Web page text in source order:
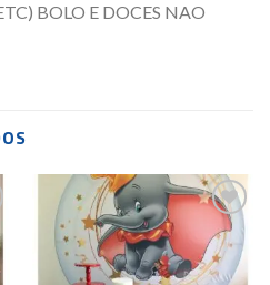
BOLO E DOCES NAO
Add to
wishlist